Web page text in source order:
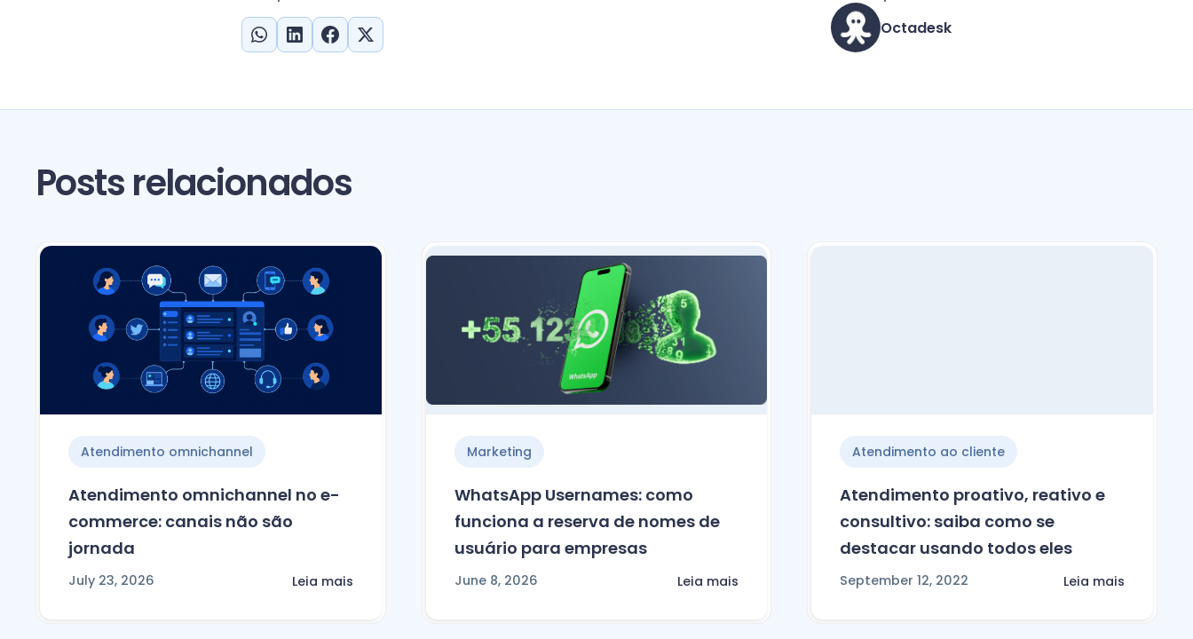
Octadesk
Posts relacionados
Atendimento omnichannel
Atendimento omnichannel no e-
commerce: canais não são
jornada
July 23, 2026 Leia mais
Marketing
WhatsApp Usernames: como
funciona a reserva de nomes de
usuário para empresas
June 8, 2026 Leia mais
Atendimento ao cliente
Atendimento proativo, reativo e
consultivo: saiba como se
destacar usando todos eles
September 12, 2022 Leia mais